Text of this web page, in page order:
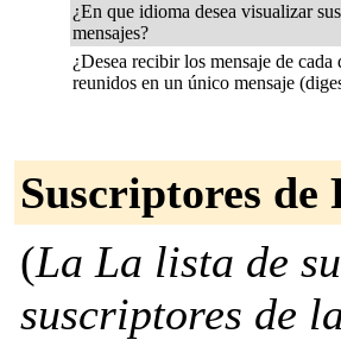
¿En que idioma desea visualizar sus
mensajes?
¿Desea recibir los mensaje de cada
reunidos en un único mensaje
Suscriptores de
(La La lista de
suscriptores de